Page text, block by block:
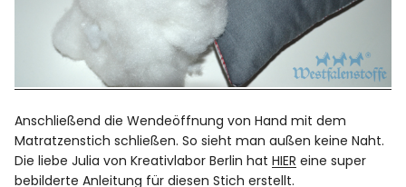
Anschließend die Wendeöffnung von Hand mit dem
Matratzenstich schließen. So sieht man außen keine Naht.
Die liebe Julia von Kreativlabor Berlin hatHIER eine super
bebilderte Anleitung für diesen Stich erstellt.